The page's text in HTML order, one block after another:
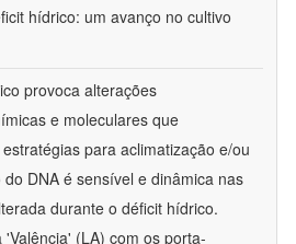
hídrico: um avanço no cultivo
provoca alterações
e moleculares que
para aclimatização e/ou
DNA é sensível e dinâmica nas
durante o déficit hídrico.
(LA) com os porta-